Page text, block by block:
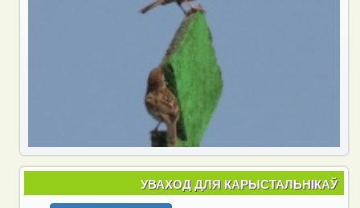
УВАХОД ДЛЯ КАРЫСТАЛЬНІКАЎ